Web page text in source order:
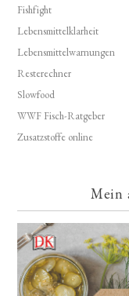
Fishfight
Lebensmittelklarheit
Lebensmittelwarnungen
Resterechner
Slowfood
WWF Fisch-Ratgeber
Zusatzstoffe online
Mein